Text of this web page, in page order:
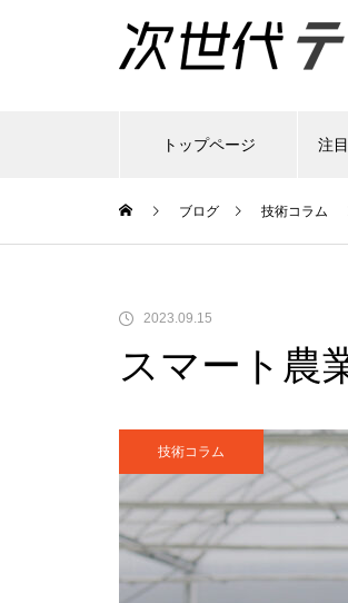
トップページ 注
ブログ 技術コラム
2023.09.15
スマート農
技術コラム